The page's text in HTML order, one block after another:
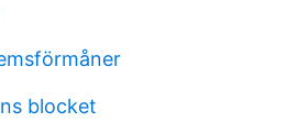
blocket